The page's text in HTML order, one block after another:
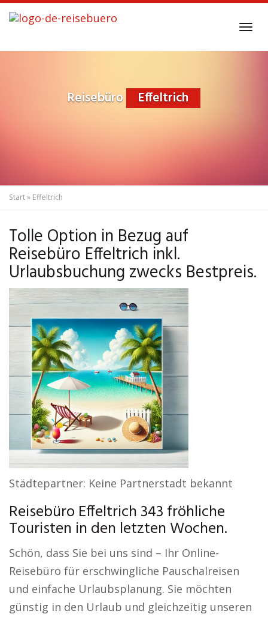
Skip
to
Reisebüro Effeltrich
Start» Effeltrich
Tolle Option in Bezug auf
Reisebüro Effeltrich inkl.
Urlaubsbuchung zwecks Bestpreis.
Städtepartner: Keine Partnerstadt bekannt
Reisebüro Effeltrich 343 fröhliche
Touristen in den letzten Wochen.
Schön, dass Sie bei uns sind – Ihr Online-
Reisebüro für erschwingliche Pauschalreisen
und einfache Urlaubsplanung. Sie möchten
günstig in den Urlaub und gleichzeitig unseren